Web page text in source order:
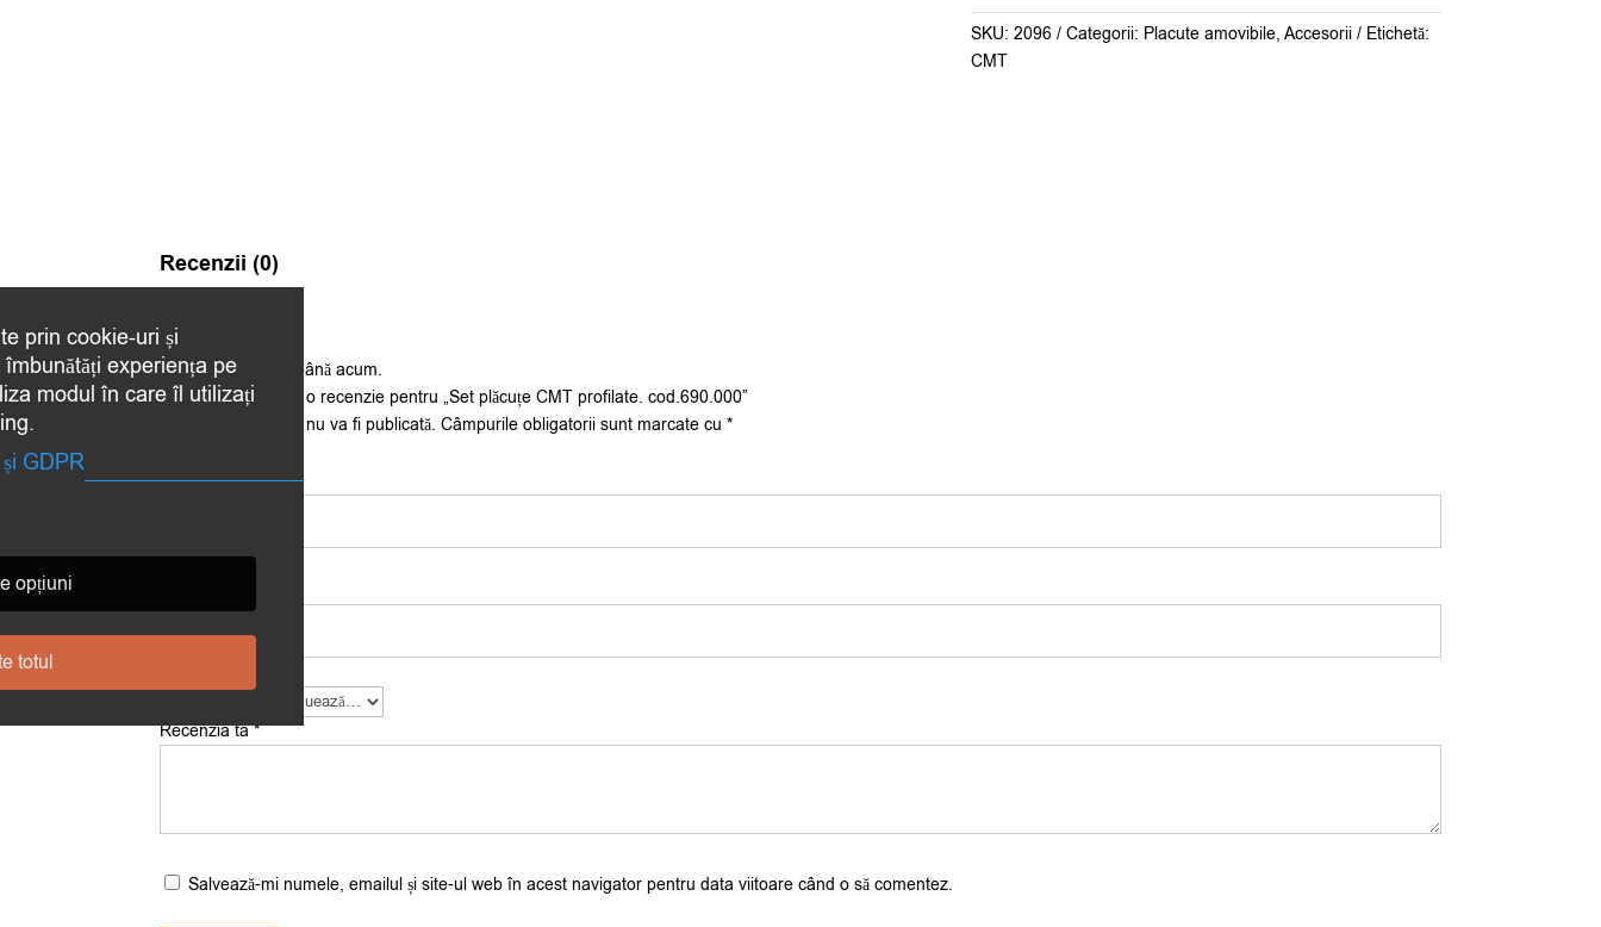
CMT
profilate.
cod.690.000
SKU: 2096 Categorii: Placute amovibile, Accesorii
Etichetă:
CMT
Recenzii (0)
Nu există recenzii până acum.
Fii primul care scrii o recenzie pentru „Set plăcuțe CMT profilate. cod.690.000”
Adresa ta de email nu va fi publicată. Câmpurile obligatorii sunt marcate cu*
Recenzia ta*
Nume*
Salvează-mi numele, emailul și site-ul web în acest navigator pentru data viitoare când o să comentez.
prin cookie-uri și
experiența pe
modul în care îl utilizați
GDPR
opțiuni
totul